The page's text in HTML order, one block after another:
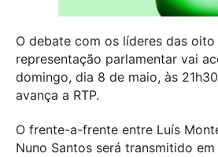
O debate com os líderes das
representação parlamentar vai
domingo, dia 8 de maio, às
avança a RTP.
O frente-a-frente entre Luís
Nuno Santos será transmitido